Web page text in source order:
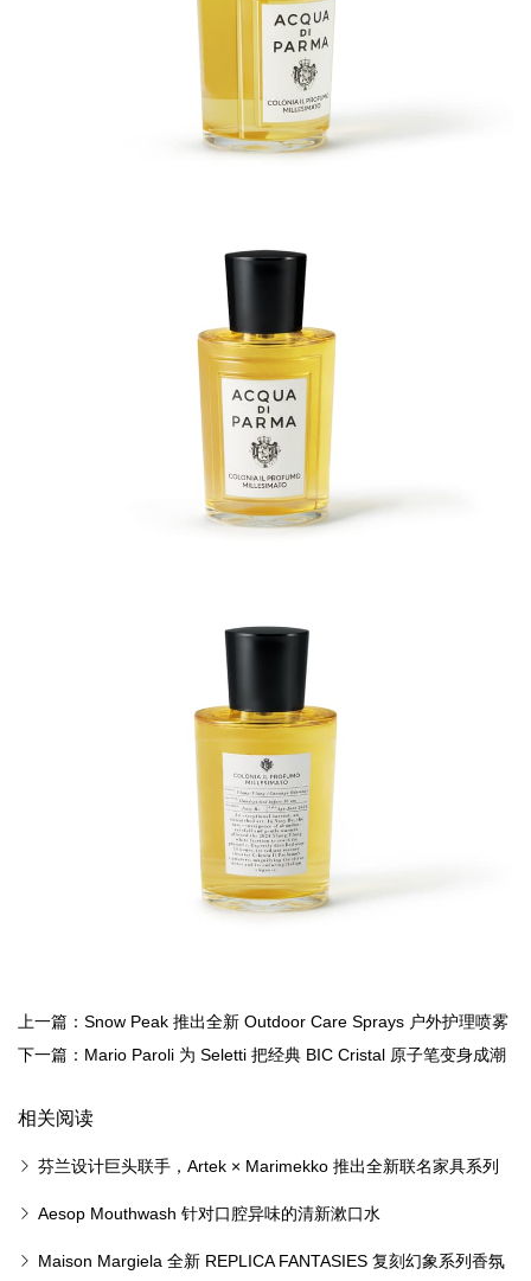
上一篇：Snow Peak 推出全新 Outdoor Care Sprays 户外护理喷雾
系列
下一篇：Mario Paroli 为 Seletti 把经典 BIC Cristal 原子笔变身成潮
相关阅读
芬兰设计巨头联手，Artek × Marimekko 推出全新联名家具系列
Aesop Mouthwash 针对口腔异味的清新漱口水
Maison Margiela 全新 REPLICA FANTASIES 复刻幻象系列香氛